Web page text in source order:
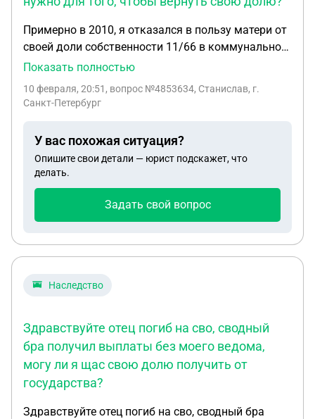
Примерно в 2010, я отказался в пользу матери от
своей доли собственности 11/66 в коммунальной
квартире. Предполагалось, что мама без моего
время, я вернулся в квартиру, что нужно для того,
Показать полностью
10 февраля, 20:51 , вопрос №4853634, Станислав, г.
Санкт-Петербург
У вас похожая ситуация?
Опишите свои детали — юрист подскажет, что
делать.
Задать свой вопрос
Наследство
Здравствуйте отец погиб на сво, сводный
бра получил выплаты без моего ведома,
могу ли я щас свою долю получить от
государства?
Здравствуйте отец погиб на сво, сводный бра